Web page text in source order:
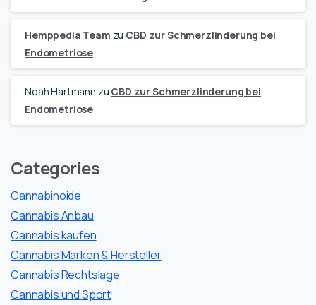
Hemppedia Team zu CBD zur Schmerzlinderung bei
Endometriose
Noah Hartmann zu CBD zur Schmerzlinderung bei
Endometriose
Categories
Cannabinoide
Cannabis Anbau
Cannabis kaufen
Cannabis Marken & Hersteller
Cannabis Rechtslage
Cannabis und Sport